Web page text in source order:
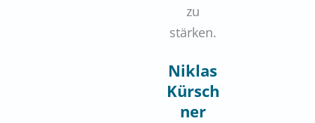
zu
stärken.
Niklas
Kürsch
ner